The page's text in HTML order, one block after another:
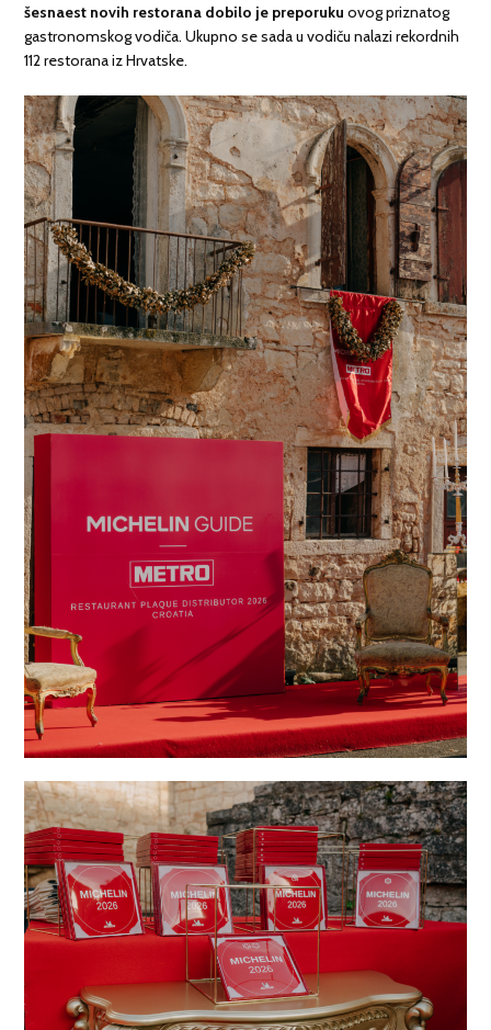
šesnaest novih restorana dobilo je preporuku ovog priznatog
gastronomskog vodiča. Ukupno se sada u vodiču nalazi rekordnih
112 restorana iz Hrvatske.